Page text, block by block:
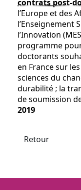
contrats post-
l’Europe et des
l’Enseignement
l’Innovation
programme
doctorants
en France sur
sciences du
durabilité ; la
de soumission
2019
Retour